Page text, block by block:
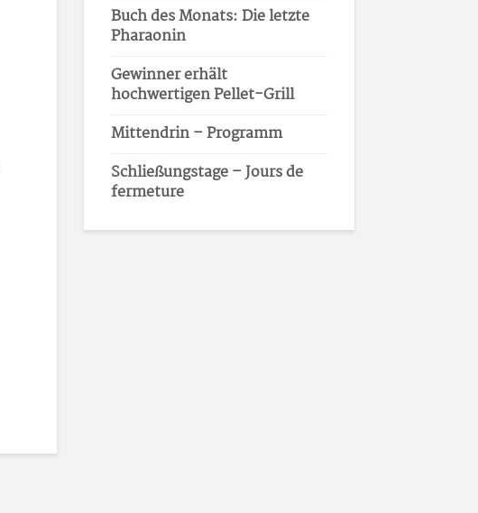
Buch des Monats: Die letzte
Pharaonin
Gewinner erhält
hochwertigen Pellet-Grill
Mittendrin – Programm
Schließungstage – Jours de
fermeture